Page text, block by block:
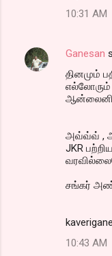
10:31 AM
Ganesan
தினமும்
எல்லோரும்
அவ்வ்வ் ,
JKR
சங்கர்
10:43 AM